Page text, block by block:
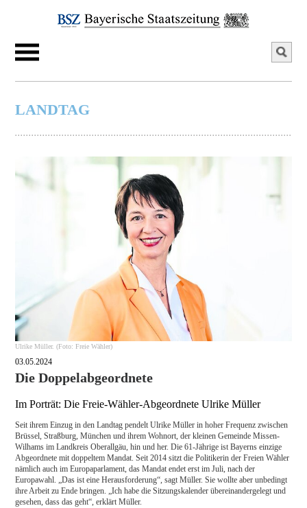
LANDTAG
Ulrike Müller. (Foto: Freie Wähler)
03.05.2024
Die Doppelabgeordnete
Im Porträt: Die Freie-Wähler-Abgeordnete Ulrike Müller
Seit ihrem Einzug in den Landtag pendelt Ulrike Müller in hoher Frequenz zwischen
Brüssel, Straßburg, München und ihrem Wohnort, der kleinen Gemeinde Missen-
Wilhams im Landkreis Oberallgäu, hin und her. Die 61-Jährige ist Bayerns einzige
Abgeordnete mit doppeltem Mandat. Seit 2014 sitzt die Politikerin der Freien Wähler
nämlich auch im Europaparlament, das Mandat endet erst im Juli, nach der
Europawahl. „Das ist eine Herausforderung“, sagt Müller. Sie wollte aber unbedingt
ihre Arbeit zu Ende bringen. „Ich habe die Sitzungskalender übereinandergelegt und
gesehen, dass das geht“, erklärt Müller.